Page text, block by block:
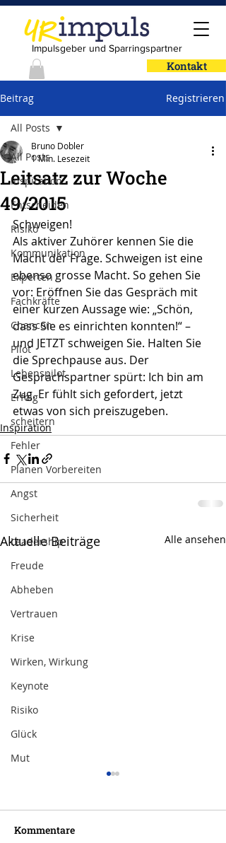
Impulsgeber und Sparringspartner
Kontakt
Beitrag Registrieren
All Posts
Inspiration
Entscheiden
Risiko
Kommunikation
Experten
Fachkräfte
Chancen
Pilot
Lebenspilot
Erfolg
scheitern
Fehler
Planen Vorbereiten
Angst
Sicherheit
Leadership
Freude
Abheben
Vertrauen
Krise
Wirken, Wirkung
Keynote
Risiko
Glück
Mut
All Posts
Leitsatz zur Woche
49/2015
Bruno Dobler
1 Min. Lesezeit
Schweigen!
Als aktiver Zuhörer kennen Sie die
Macht der Frage. Schweigen ist eine
ebenso grosse Macht. So gehen Sie
vor: Eröffnen Sie das Gespräch mit
einer kurzen Aussage wie: „Schön,
dass Sie es einrichten konnten!“ –
und JETZT schweigen Sie. Halten Sie
die Sprechpause aus. Der
Gesprächspartner spürt: Ich bin am
Zug. Er fühlt sich gefordert, jetzt
etwas von sich preiszugeben.
Inspiration
Aktuelle Beiträge Alle ansehen
Kommentare